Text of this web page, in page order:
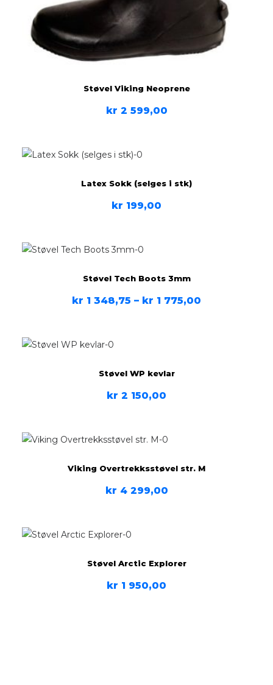
Støvel Viking Neoprene
kr 2 599,00
Latex Sokk (selges i stk)
kr 199,00
Støvel Tech Boots 3mm
kr 1 348,75 – kr 1 775,00
Støvel WP kevlar
kr 2 150,00
Viking Overtrekksstøvel str. M
kr 4 299,00
Støvel Arctic Explorer
kr 1 950,00